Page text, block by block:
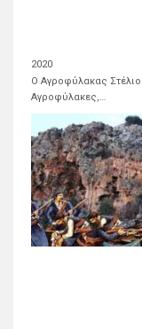
2020
Ο Αγροφύλακας
Αγροφύλακες,…